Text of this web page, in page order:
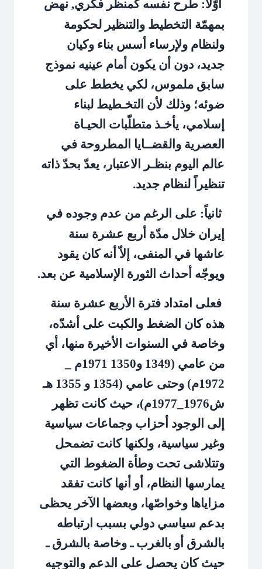
أوّلاً: طرح نفسه كمنظّر فكري, نهض
بمهمّة التخطيط والتنظير لحكومة
ولنظام ولإرساء أسس بناء وكيان
جديد، دون أن يكون أمام عينيه نموذج
سابق ملموس، لكي يخطط على
ضوئه؛ وذلك لأن التخـطيط لبناء
إسلامي، يأخـذ متطلّبات الحيـاة
العصرية والقضــايا المطروحة في
عالم اليوم بنظـر الاعتبار، يعدّ بحدّ ذاته
تنظيراً لنظام جديد.
ثانياً: على الرغم من عدم وجوده في
إيران خلال مدّة أربع عشرة سنة
عاشها في المنفى، إلاّ أنه كان يقود
ويوجّه أحداث الثورة الإسلامية عن بعد.
فعلى امتداد فترة الأربع عشرة سنة
هذه كان الضغط والكبت على أشدّه،
وخاصة في السنوات الأخيرة منها، أي
من عامي (1349 و1350 1971م _
1972م) وحتى عامي (1354 و 1355 هـ
ش1976_1977م)، حيث كانت تظهر
إلى الوجود أحزاب وجماعات سياسية
وغير سياسية، ولكنها كانت تضمحل
وتتلاشى تحت وطأة الضغوط التي
يمارسها النظام، أو أنها كانت تفقد
مزاياها وخواصّها، وبعضها الآخر يحظى
بدعم سياسي دولي بسبب ارتباطه
بالشرق أو بالغرب ـ وخاصة بالشرق ـ
حيث كان يحصل على الدعم والتوجيه